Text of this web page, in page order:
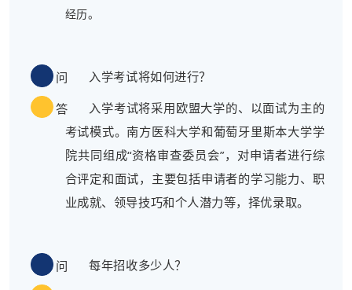
经历。
问 入学考试将如何进行？
答
入学考试将采用欧盟大学的、以面试为主的
考试模式。南方医科大学和葡萄牙里斯本大学学
院共同组成“资格审查委员会”，对申请者进行综
合评定和面试，主要包括申请者的学习能力、职
业成就、领导技巧和个人潜力等，择优录取。
问 每年招收多少人？